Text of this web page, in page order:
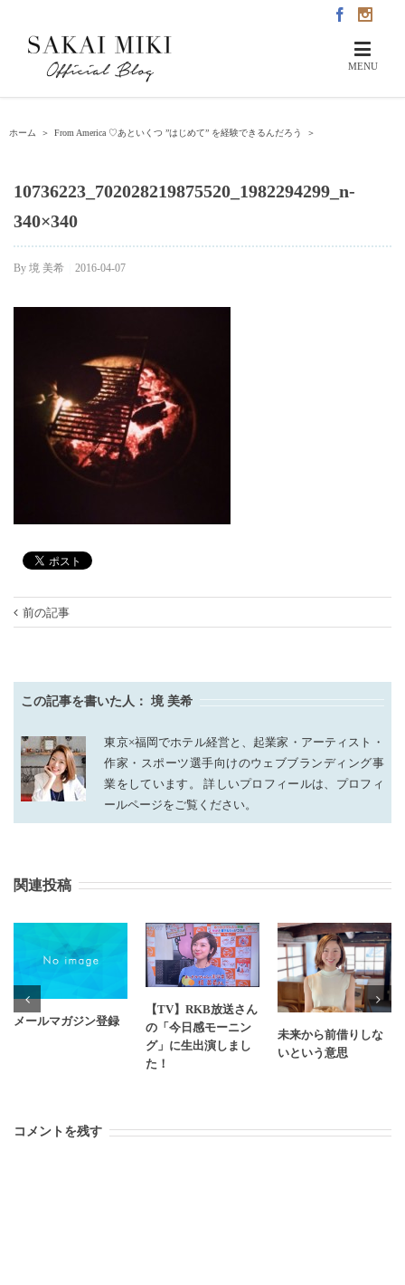
ホーム ＞ From America ♡あといくつ ”はじめて” を経験できるんだろう ＞
10736223_702028219875520_1982294299_n-
340×340
By 境 美希 2016-04-07
前の記事
この記事を書いた人：境 美希
東京×福岡でホテル経営と、起業家・アーティスト・
作家・スポーツ選手向けのウェブブランディング事
業をしています。 詳しいプロフィールは、プロフィ
ールページをご覧ください。
関連投稿
メールマガジン登録
【TV】RKB放送さん
の「今日感モーニン
グ」に生出演しまし
た！
未来から前借りしな
いという意思
コメントを残す